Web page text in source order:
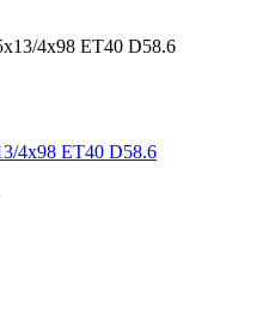
4x98 ЕТ40 D58.6